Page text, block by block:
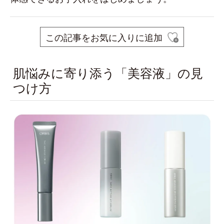
この記事をお気に入りに追加
肌悩みに寄り添う「美容液」の見
つけ方